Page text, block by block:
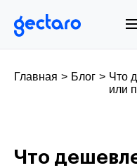
Главная > Блог > Что
или
Что